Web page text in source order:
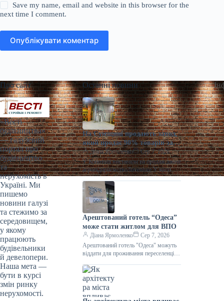
Save my name, email and website in this browser for the
next time I comment.
Опублікувати коментар
Про сайт
«Весті
будівництва»
— галузевий
портал про
будівництво
та
нерухомість в
Україні. Ми
пишемо
новини галузі
та стежимо за
середовищем,
у якому
працюють
будівельники
й девелопери.
Наша мета —
бути в курсі
змін ринку
нерухомості.
Останні новини
На Сумщині продають завод,
який продає 90% товарів за
кордон
Діана Ярмоленко
Сер 7, 2026
У Конотопі виставили на продаж діюче
агропідприємство/Inventure У місті
Конотоп Сумської області виставили
на продаж 100% корпоративних прав
діючого агропереробного
Арештований готель “Одеса”
може стати житлом для ВПО
Діана Ярмоленко
Сер 7, 2026
Арештований готель "Одеса" можуть
віддати для проживання переселенців /
може стати першим арештованим
об’єктом нерухомості,